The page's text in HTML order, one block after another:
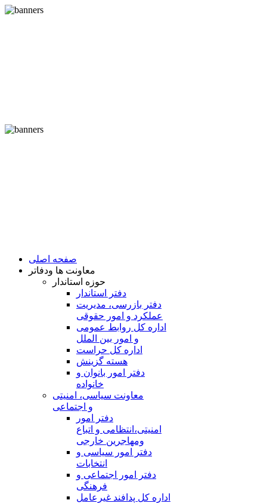
صفحه اصلی
معاونت ها ودفاتر
حوزه استاندار
دفتر استاندار
دفتر بازرسی، مدیریت
عملکرد و امور حقوقی
اداره کل روابط عمومی
و امور بین الملل
اداره کل حراست
هسته گزینش
دفتر امور بانوان و
خانواده
معاونت سیاسی، امنیتی
و اجتماعی
دفتر امور
امنيتی،انتظامی و اتباع
ومهاجرین خارجی
دفتر امور سیاسی و
انتخابات
دفتر امور اجتماعی و
فرهنگی
اداره کل پدافند غیرعامل